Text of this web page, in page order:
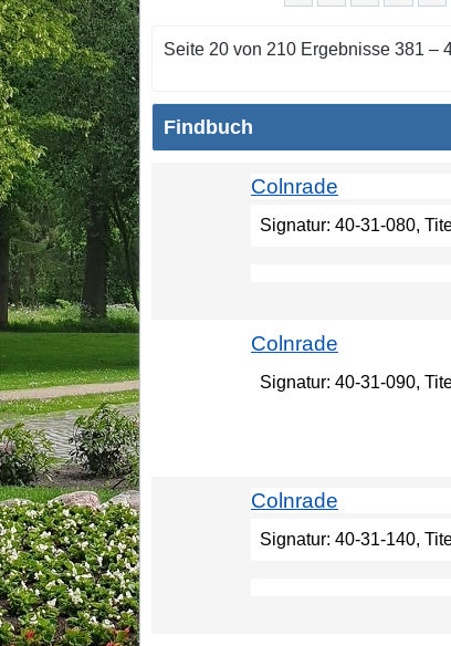
Seite 20 von 210 Ergebnisse 381 –
Findbuch
Colnrade
Signatur: 40-31-080,
Colnrade
Signatur: 40-31-090,
Colnrade
Signatur: 40-31-140,